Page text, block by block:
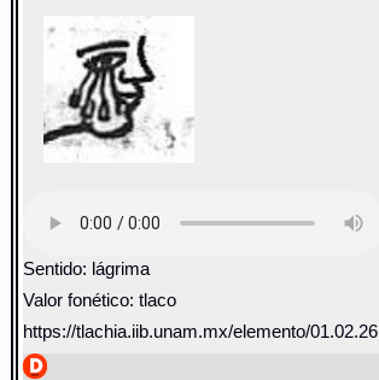
Sentido: lágrima
Valor fonético: tlaco
https://tlachia.iib.unam.mx/elemento/01.02.26